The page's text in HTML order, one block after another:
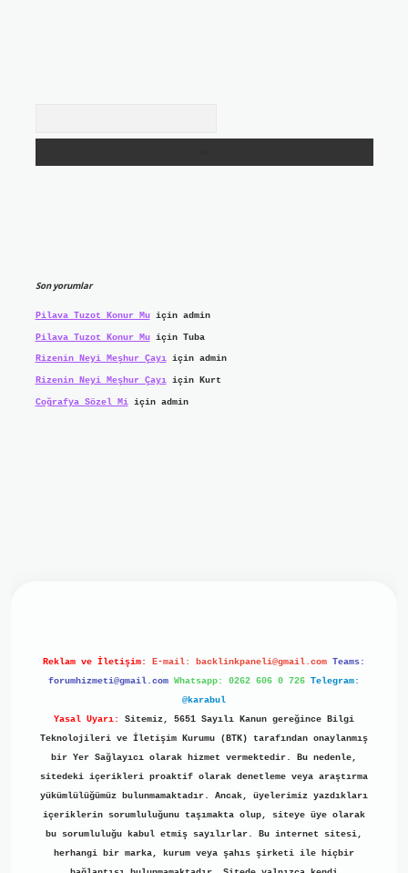
Son yorumlar
Pilava Tuzot Konur Muiçin admin
Pilava Tuzot Konur Muiçin Tuba
Rizenin Neyi Meşhur Çayıiçin admin
Rizenin Neyi Meşhur Çayıiçin Kurt
Coğrafya Sözel Miiçin admin
Reklam ve İletişim: E-mail: backlinkpaneli@gmail.com Teams:
forumhizmeti@gmail.com Whatsapp: 0262 606 0 726 Telegram:
@karabul
Yasal Uyarı:
Sitemiz, 5651 Sayılı Kanun gereğince Bilgi
Teknolojileri ve İletişim Kurumu (BTK) tarafından onaylanmış
bir Yer Sağlayıcı olarak hizmet vermektedir. Bu nedenle,
sitedeki içerikleri proaktif olarak denetleme veya araştırma
yükümlülüğümüz bulunmamaktadır. Ancak, üyelerimiz yazdıkları
içeriklerin sorumluluğunu taşımakta olup, siteye üye olarak
bu sorumluluğu kabul etmiş sayılırlar. Bu internet sitesi,
herhangi bir marka, kurum veya şahıs şirketi ile hiçbir